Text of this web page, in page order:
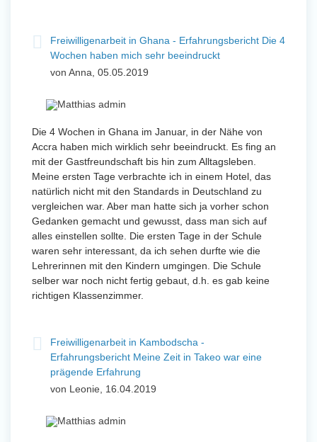
Freiwilligenarbeit in Ghana - Erfahrungsbericht Die 4
Wochen haben mich sehr beeindruckt
von Anna, 05.05.2019
Die 4 Wochen in Ghana im Januar, in der Nähe von
Accra haben mich wirklich sehr beeindruckt. Es fing an
mit der Gastfreundschaft bis hin zum Alltagsleben.
Meine ersten Tage verbrachte ich in einem Hotel, das
natürlich nicht mit den Standards in Deutschland zu
vergleichen war. Aber man hatte sich ja vorher schon
Gedanken gemacht und gewusst, dass man sich auf
alles einstellen sollte. Die ersten Tage in der Schule
waren sehr interessant, da ich sehen durfte wie die
Lehrerinnen mit den Kindern umgingen. Die Schule
selber war noch nicht fertig gebaut, d.h. es gab keine
richtigen Klassenzimmer.
Freiwilligenarbeit in Kambodscha -
Erfahrungsbericht Meine Zeit in Takeo war eine
prägende Erfahrung
von Leonie, 16.04.2019